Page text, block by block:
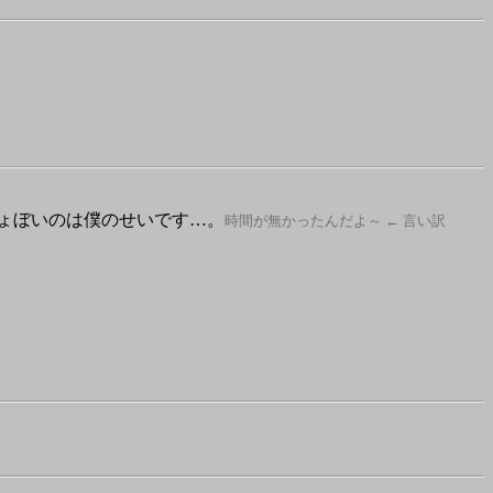
ぼいのは僕のせいです…。
時間が無かったんだよ～ ← 言い訳